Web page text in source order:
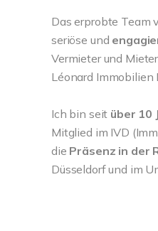
Das erprobte Team
seriöse und
Vermieter und
Léonard Immobilien
Ich bin seit über 10
Mitglied im IVD
die Präsenz in der
Düsseldorf und im